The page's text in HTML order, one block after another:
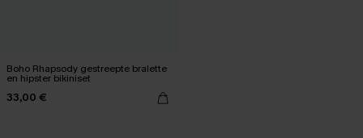
Boho Rhapsody gestreepte bralette
en hipster bikiniset
33,00 €